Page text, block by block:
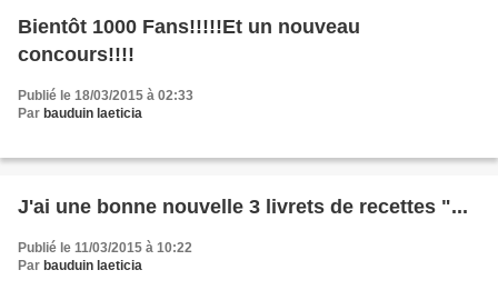
Bientôt 1000 Fans!!!!!Et un nouveau
concours!!!!
Publié le 18/03/2015 à 02:33
Par bauduin laeticia
J'ai une bonne nouvelle 3 livrets de recettes "...
Publié le 11/03/2015 à 10:22
Par bauduin laeticia